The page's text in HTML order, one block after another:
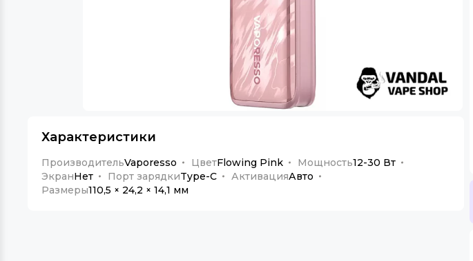
Характеристики
ПроизводительVaporesso ЦветFlowing Pink Мощность12-30 Вт
ЭкранНет Порт зарядкиType-C АктивацияАвто
Размеры110,5 × 24,2 × 14,1 мм